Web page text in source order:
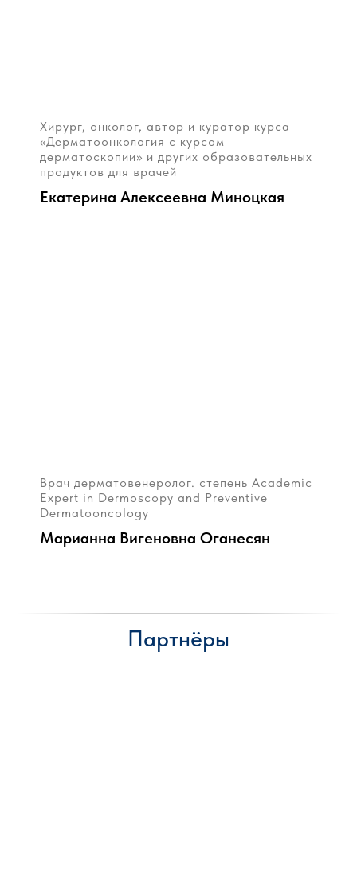
Хирург, онколог, автор и куратор курса
«Дерматоонкология с курсом
дерматоскопии» и других образовательных
продуктов для врачей
Екатерина Алексеевна Миноцкая
Врач дерматовенеролог. степень Academic
Expert in Dermoscopy and Preventive
Dermatooncology
Марианна Вигеновна Оганесян
Партнёры